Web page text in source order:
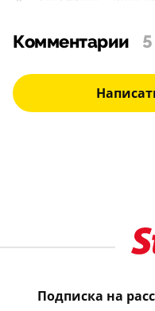
Комментарии 5
Подписка на